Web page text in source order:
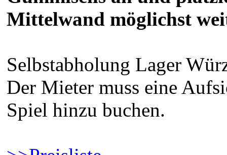
Mittelwand möglichst
Selbstabholung Lager
Der Mieter muss eine
Spiel hinzu buchen.